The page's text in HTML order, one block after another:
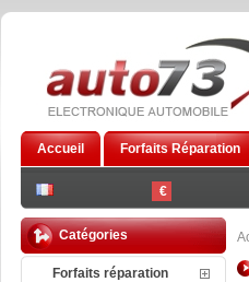
€
Accueil Forfaits Réparation
Catégories
Forfaits réparation